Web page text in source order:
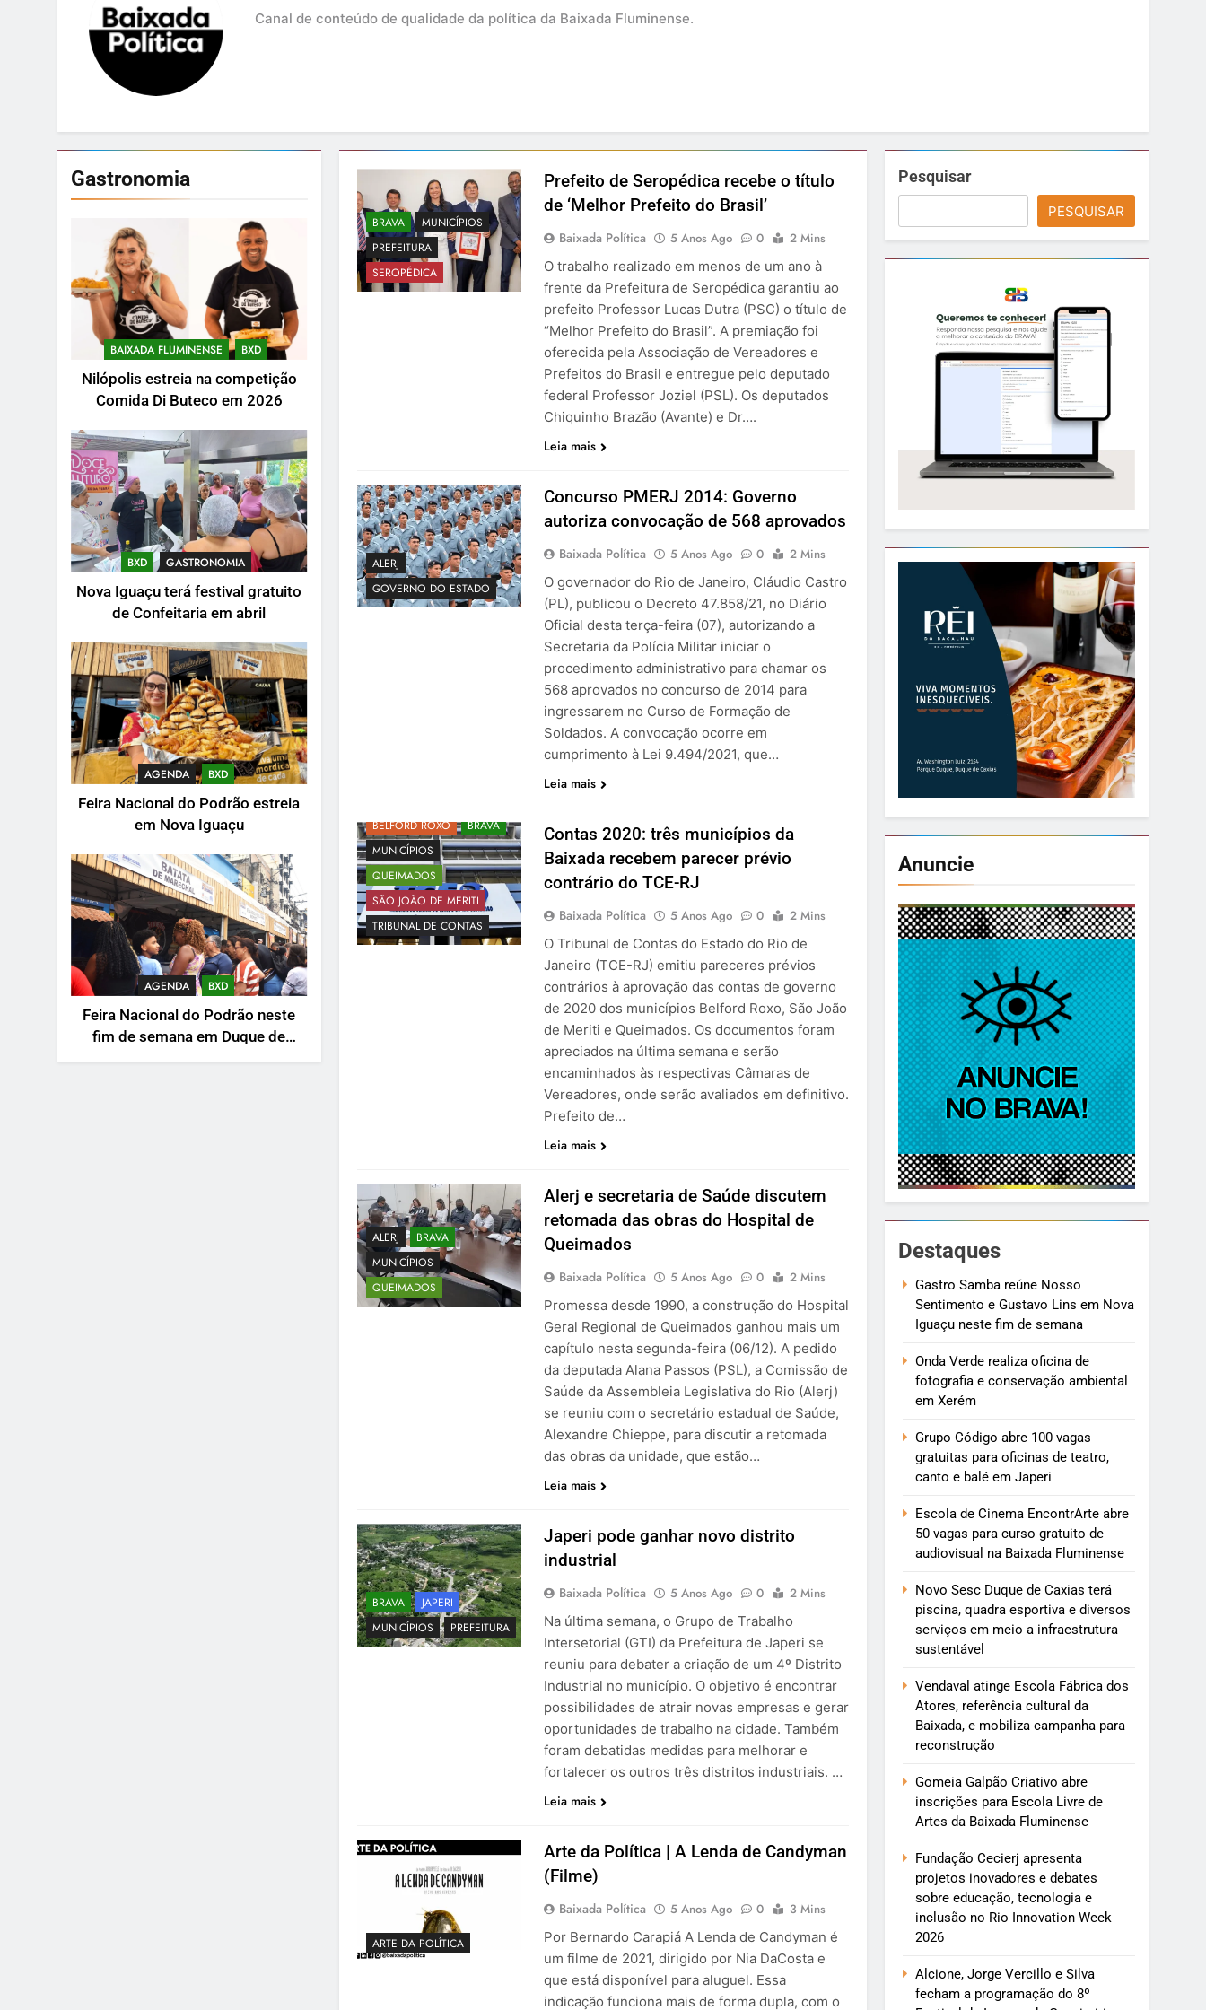
Canal de conteúdo de qualidade da política da Baixada Fluminense.
Gastronomia
BAIXADA FLUMINENSE BXD
Nilópolis estreia na competição
Comida Di Buteco em 2026
BXD GASTRONOMIA
Nova Iguaçu terá festival gratuito
de Confeitaria em abril
AGENDA BXD
Feira Nacional do Podrão estreia
em Nova Iguaçu
AGENDA BXD
Feira Nacional do Podrão neste
fim de semana em Duque de
Caxias
BRAVA
MUNICÍPIOS
PREFEITURA
SEROPÉDICA
Prefeito de Seropédica recebe o título
de ‘Melhor Prefeito do Brasil’
Baixada Política 5 Anos Ago 0
2 Mins
O trabalho realizado em menos de um ano à
frente da Prefeitura de Seropédica garantiu ao
prefeito Professor Lucas Dutra (PSC) o título de
“Melhor Prefeito do Brasil”. A premiação foi
oferecida pela Associação de Vereadores e
Prefeitos do Brasil e entregue pelo deputado
federal Professor Joziel (PSL). Os deputados
Chiquinho Brazão (Avante) e Dr….
Leia mais
ALERJ
GOVERNO DO ESTADO
Concurso PMERJ 2014: Governo
autoriza convocação de 568 aprovados
Baixada Política 5 Anos Ago 0
2 Mins
O governador do Rio de Janeiro, Cláudio Castro
(PL), publicou o Decreto 47.858/21, no Diário
Oficial desta terça-feira (07), autorizando a
Secretaria da Polícia Militar iniciar o
procedimento administrativo para chamar os
568 aprovados no concurso de 2014 para
ingressarem no Curso de Formação de
Soldados. A convocação ocorre em
cumprimento à Lei 9.494/2021, que…
Leia mais
BELFORD ROXO
BRAVA
MUNICÍPIOS
QUEIMADOS
SÃO JOÃO DE MERITI
TRIBUNAL DE CONTAS
Contas 2020: três municípios da
Baixada recebem parecer prévio
contrário do TCE-RJ
Baixada Política 5 Anos Ago 0
2 Mins
O Tribunal de Contas do Estado do Rio de
Janeiro (TCE-RJ) emitiu pareceres prévios
contrários à aprovação das contas de governo
de 2020 dos municípios Belford Roxo, São João
de Meriti e Queimados. Os documentos foram
apreciados na última semana e serão
encaminhados às respectivas Câmaras de
Vereadores, onde serão avaliados em definitivo.
Prefeito de…
Leia mais
ALERJ
BRAVA
MUNICÍPIOS
QUEIMADOS
Alerj e secretaria de Saúde discutem
retomada das obras do Hospital de
Queimados
Baixada Política 5 Anos Ago 0
2 Mins
Promessa desde 1990, a construção do Hospital
Geral Regional de Queimados ganhou mais um
capítulo nesta segunda-feira (06/12). A pedido
da deputada Alana Passos (PSL), a Comissão de
Saúde da Assembleia Legislativa do Rio (Alerj)
se reuniu com o secretário estadual de Saúde,
Alexandre Chieppe, para discutir a retomada
das obras da unidade, que estão…
Leia mais
BRAVA
JAPERI
MUNICÍPIOS
PREFEITURA
Japeri pode ganhar novo distrito
industrial
Baixada Política 5 Anos Ago 0
2 Mins
Na última semana, o Grupo de Trabalho
Intersetorial (GTI) da Prefeitura de Japeri se
reuniu para debater a criação de um 4º Distrito
Industrial no município. O objetivo é encontrar
possibilidades de atrair novas empresas e gerar
oportunidades de trabalho na cidade. Também
foram debatidas medidas para melhorar e
fortalecer os outros três distritos industriais. …
Leia mais
ARTE DA POLÍTICA
Arte da Política | A Lenda de Candyman
(Filme)
Baixada Política 5 Anos Ago 0
3 Mins
Por Bernardo Carapiá A Lenda de Candyman é
um filme de 2021, dirigido por Nia DaCosta e
que está disponível para aluguel. Essa
indicação funciona mais de forma dupla, com o
Pesquisar
PESQUISAR
Anuncie
Destaques
Gastro Samba reúne Nosso
Sentimento e Gustavo Lins em Nova
Iguaçu neste fim de semana
Onda Verde realiza oficina de
fotografia e conservação ambiental
em Xerém
Grupo Código abre 100 vagas
gratuitas para oficinas de teatro,
canto e balé em Japeri
Escola de Cinema EncontrArte abre
50 vagas para curso gratuito de
audiovisual na Baixada Fluminense
Novo Sesc Duque de Caxias terá
piscina, quadra esportiva e diversos
serviços em meio a infraestrutura
sustentável
Vendaval atinge Escola Fábrica dos
Atores, referência cultural da
Baixada, e mobiliza campanha para
reconstrução
Gomeia Galpão Criativo abre
inscrições para Escola Livre de
Artes da Baixada Fluminense
Fundação Cecierj apresenta
projetos inovadores e debates
sobre educação, tecnologia e
inclusão no Rio Innovation Week
2026
Alcione, Jorge Vercillo e Silva
fecham a programação do 8º